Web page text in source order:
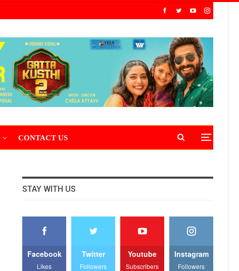
CONTACT US
STAY WITH US
Facebook
Likes
Twitter
Followers
Youtube
Subscribers
Instagram
Followers